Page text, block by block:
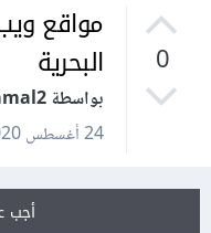
0
مواقع
البحرية
بواسطة Esraa Gamal2
24 أغسطس 2020
أجب